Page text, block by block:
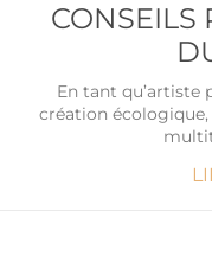
CONSEILS
En tant qu’artiste
création